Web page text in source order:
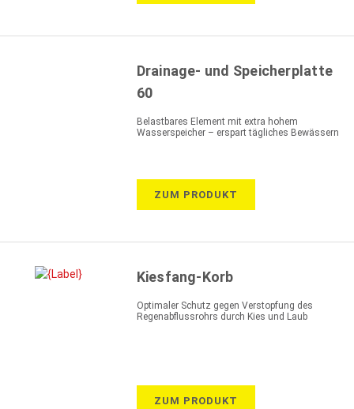
Drainage- und Speicherplatte
60
Belastbares Element mit extra hohem
Wasserspeicher – erspart tägliches Bewässern
ZUM PRODUKT
Kiesfang-Korb
Optimaler Schutz gegen Verstopfung des
Regenabflussrohrs durch Kies und Laub
ZUM PRODUKT